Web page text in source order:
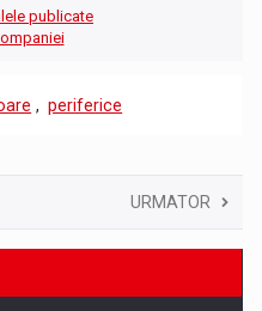
publicate
, periferice
URMATOR